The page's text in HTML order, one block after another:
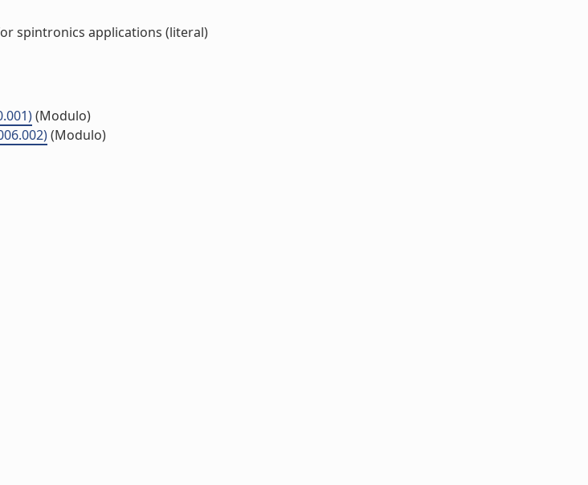
spintronics applications (literal)
(Modulo)
(Modulo)